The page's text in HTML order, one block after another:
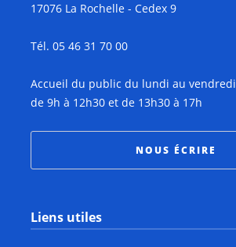
17076 La Rochelle - Cedex 9
Tél. 05 46 31 70 00
Accueil du public du lundi au vendredi
de 9h à 12h30 et de 13h30 à 17h
NOUS ÉCRIRE
Liens utiles